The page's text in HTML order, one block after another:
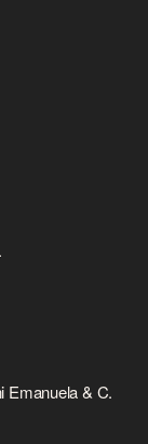
Emanuela & C.